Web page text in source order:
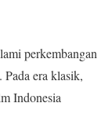
perkembangan
era klasik,
Indonesia